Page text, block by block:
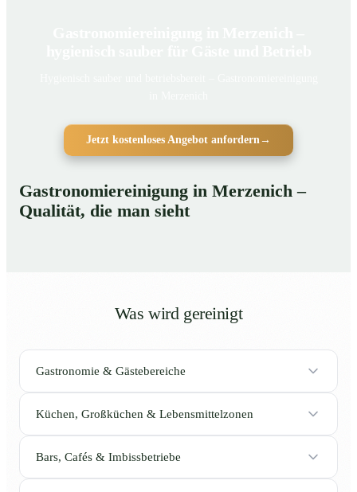
Jetzt kostenloses Angebot anfordern→
Gastronomiereinigung in Merzenich –
Qualität, die man sieht
Was wird gereinigt
Gastronomie & Gästebereiche
Küchen, Großküchen & Lebensmittelzonen
Bars, Cafés & Imbissbetriebe